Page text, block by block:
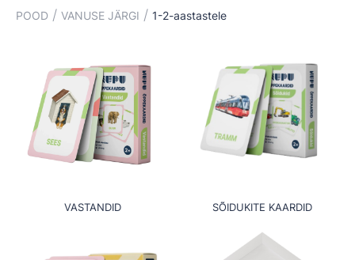
POOD / VANUSE JÄRGI / 1-2-aastastele
VASTANDID SÕIDUKITE KAARDID